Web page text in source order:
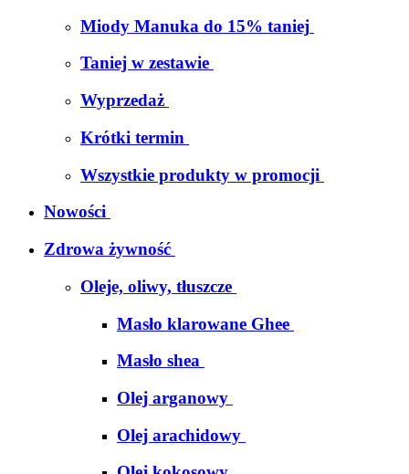
Miody Manuka do 15% taniej
Taniej w zestawie
Wyprzedaż
Krótki termin
Wszystkie produkty w promocji
Nowości
Zdrowa żywność
Oleje, oliwy, tłuszcze
Masło klarowane Ghee
Masło shea
Olej arganowy
Olej arachidowy